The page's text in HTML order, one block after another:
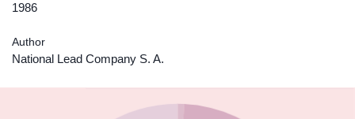
1986
Author
National Lead Company S. A.